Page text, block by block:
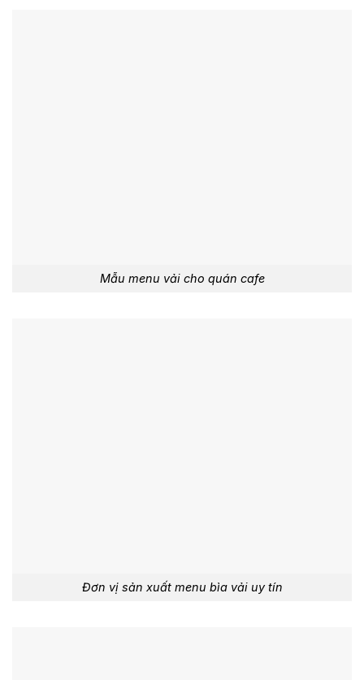
Mẫu menu vải cho quán cafe
Đơn vị sản xuất menu bìa vải uy tín